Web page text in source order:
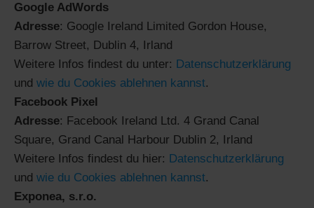
Google AdWords
Adresse: Google Ireland Limited Gordon House,
Barrow Street, Dublin 4, Irland
Weitere Infos findest du unter: Datenschutzerklärung
und wie du Cookies ablehnen kannst.
Facebook Pixel
Adresse: Facebook Ireland Ltd. 4 Grand Canal
Square, Grand Canal Harbour Dublin 2, Irland
Weitere Infos findest du hier: Datenschutzerklärung
und wie du Cookies ablehnen kannst.
Exponea, s.r.o.